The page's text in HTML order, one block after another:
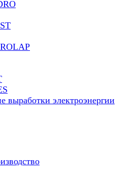
выработки электроэнергии